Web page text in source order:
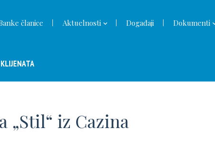
članice Aktuelnosti Događaji Dokumenti
„Stil“ iz Cazina